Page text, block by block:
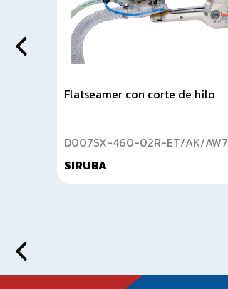
Flatseamer con corte de hilo
D007SX-460-02R-ET/AK/AW7
SIRUBA